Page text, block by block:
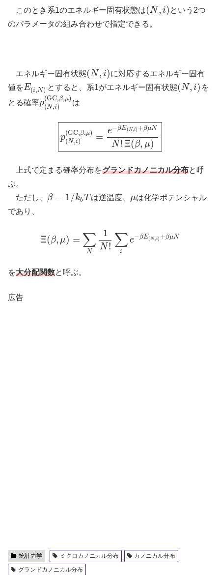
このとき系1のエネルギー固有状態は(N, i)
(N,i )
という2つ
のパラメータの組み合わせで指定できる。
エネルギー固有状態(N, i)
(N,i )
に対応するエネルギー固有
値をE(i,N)
E(i, N) とすると、系1がエネルギー固有状態(N, i)
(N,i)
を
とる確率p
(GC,β,μ)
(N,i)
p(N,i)(GC ,β,
は
p
(GC,β,μ)
(N,i) =
e−βE(N,i) +βμN
N!Ξ(β, μ)
p(N,i)(GC,β ,μ) =e−βE(N,i)+βμN
上式で定まる確率分布をグランドカノニカル分布と呼
ぶ。
ただし、 β = 1/kbT
β= 1/ kbT は逆温度、 μ
μは化学ポテンシャル
であり、
Ξ(β, μ) = ∑
N
1
N! ∑
i
e−βE(N,i) +βμN
Ξ(β, μ)= ∑N 1 N!∑i −β E(N , +βμN
を大分配関数と呼ぶ。
広告
統計力学 ミクロカノニカル分布
カノニカル分布
グランドカノニカル分布